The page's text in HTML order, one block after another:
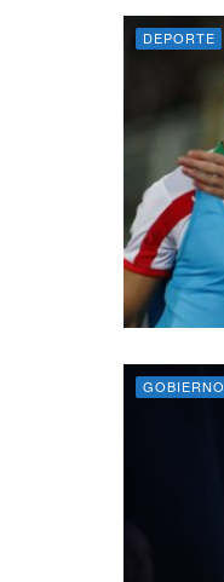
DEPORTE
GOBIERNO